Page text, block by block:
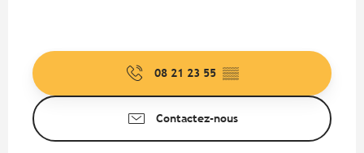
08 21 23 55 ▒▒
Contactez-nous